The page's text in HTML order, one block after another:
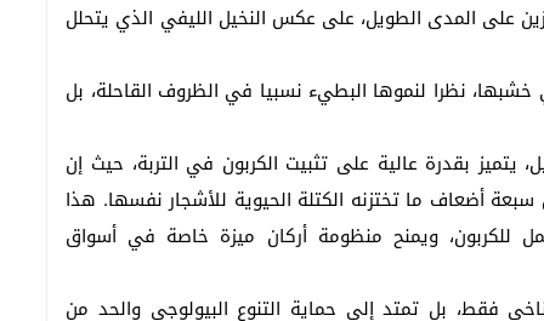
على المدى الطويل، على عكس النخيل الليفي الذي يتحلل
نظرا لنموها البطيء نسبيا في الظروف القاحلة، بل
يتميز بقدرة عالية على تثبيت الكربون في التربة، حيث إن
أضعاف ما تختزنه الكتلة الحيوية للأشجار نفسها. هذا
للكربون، ويمنح منظومة أركان ميزة خاصة في أسواق
فقط، بل تمتد إلى حماية التنوع البيولوجي والحد من